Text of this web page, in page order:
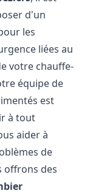
d'un
les
liées au
votre chauffe-
équipe de
est
à tout
aider à
de
offrons des